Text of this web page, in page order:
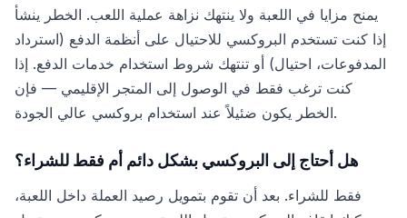
يمنح مزايا في اللعبة ولا ينتهك نزاهة عملية اللعب. الخطر ينشأ
إذا كنت تستخدم البروكسي للاحتيال على أنظمة الدفع (استرداد
المدفوعات، احتيال) أو تنتهك شروط استخدام خدمات الدفع. إذا
كنت ترغب فقط في الوصول إلى المتجر الإقليمي — فإن
الخطر يكون ضئيلاً عند استخدام بروكسي عالي الجودة.
هل أحتاج إلى البروكسي بشكل دائم أم فقط للشراء؟
فقط للشراء. بعد أن تقوم بتمويل رصيد العملة داخل اللعبة،